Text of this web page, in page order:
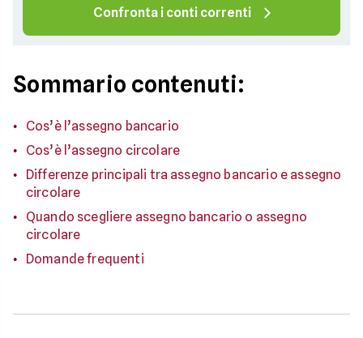
Confronta i conti correnti
Sommario contenuti:
Cos’è l’assegno bancario
Cos’è l’assegno circolare
Differenze principali tra assegno bancario e assegno
circolare
Quando scegliere assegno bancario o assegno
circolare
Domande frequenti